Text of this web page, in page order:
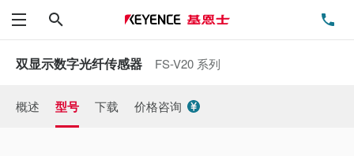
菜单
双显示数字光纤传感器 FS-V20 系列
概述 型号 下载 价格咨询